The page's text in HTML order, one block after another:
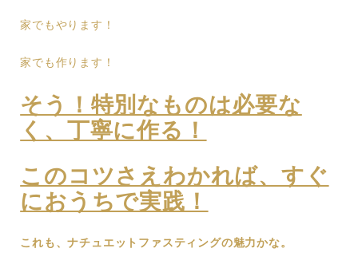
家でもやります！
家でも作ります！
そう！特別なものは必要な
く、丁寧に作る！
このコツさえわかれば、すぐ
におうちで実践！
これも、ナチュエットファスティングの魅力かな。